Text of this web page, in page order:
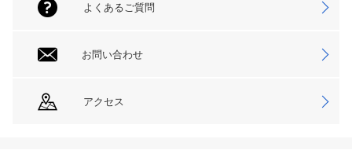
よくあるご質問
お問い合わせ
アクセス